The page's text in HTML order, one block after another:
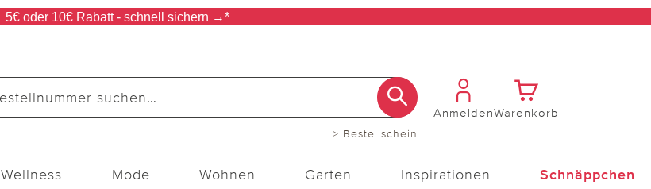
5€ oder 10€ Rabatt - schnell sichern →*
> Bestellschein
AnmeldenWarenkorb
Wellness Mode Wohnen Garten Inspirationen Schnäppchen